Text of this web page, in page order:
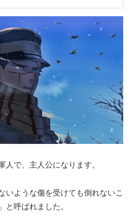
人で、主人公になります。
いような傷を受けても倒れないこ
と呼ばれました。